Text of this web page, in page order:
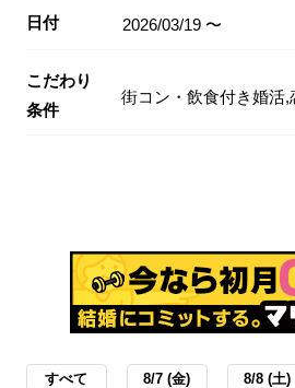
日付 2026/03/19 〜
こだわり
条件
街コン・飲食付き婚活,
すべて 8/7 (金) 8/8 (土)